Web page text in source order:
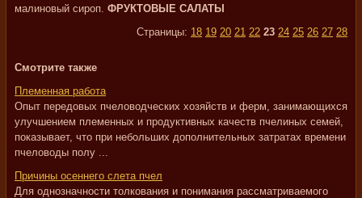
малиновый сироп. ФРУКТОВЫЕ САЛАТЫ
Страницы: 18 19 20 21 22 23 24 25 26 27 28
Смотрите также
Племенная работа
Опыт передовых пчеловодческих хозяйств и ферм, занимающихся
улучшением племенных и продуктивных качеств пчелиных семей,
показывает, что при небольших дополнительных затратах времени
пчеловоды полу ...
Причины осеннего слета пчел
Для однозначности толкования и понимания рассматриваемого